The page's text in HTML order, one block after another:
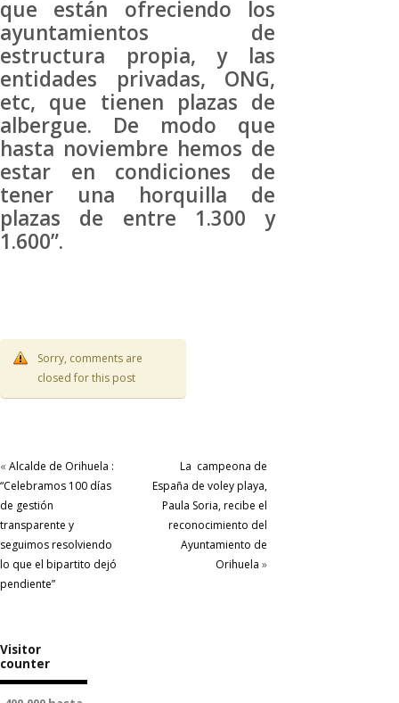
que están ofreciendo los
ayuntamientos de
estructura propia, y las
entidades privadas, ONG,
etc, que tienen plazas de
albergue. De modo que
hasta noviembre hemos de
estar en condiciones de
tener una horquilla de
plazas de entre 1.300 y
1.600”.
Sorry, comments are
closed for this post
« Alcalde de Orihuela :
“Celebramos 100 días
de gestión
transparente y
seguimos resolviendo
lo que el bipartito dejó
pendiente”
La campeona de
España de voley playa,
Paula Soria, recibe el
reconocimiento del
Ayuntamiento de
Orihuela »
Visitor
counter